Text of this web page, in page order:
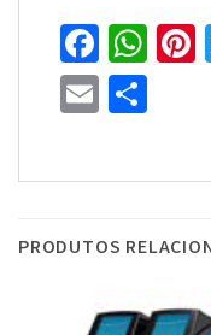
Email
PRODUTOS